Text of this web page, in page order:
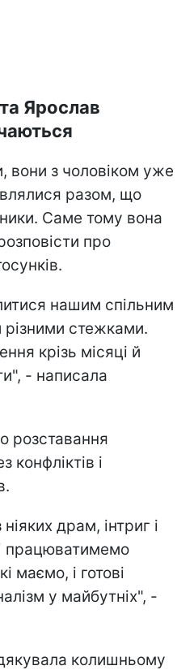
Ярослав
вони з чоловіком уже
разом, що
Саме тому вона
про
нашим спільним
різними стежками.
крізь місяці й
- написала
розставання
конфліктів і
драм, інтриг і
працюватимемо
маємо, і готові
у майбутніх", -
колишньому